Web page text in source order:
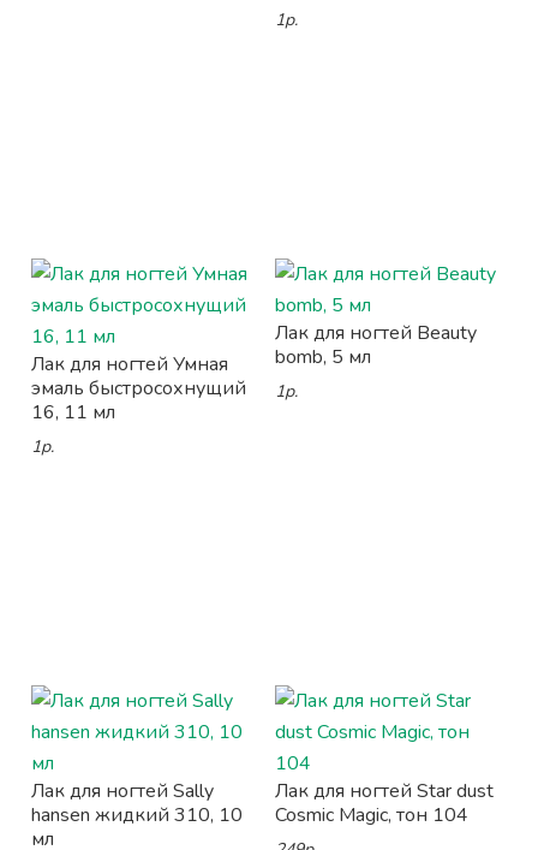
1р.
Лак для ногтей Умная
эмаль быстросохнущий
16, 11 мл
1р.
Лак для ногтей Beauty
bomb, 5 мл
1р.
Лак для ногтей Sally
hansen жидкий 310, 10
мл
Лак для ногтей Star dust
Cosmic Magic, тон 104